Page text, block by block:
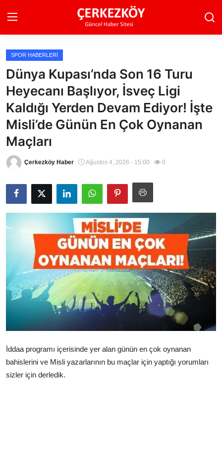
Ana Sayfa
Son Dakika
Ekonomi Haberleri
Magazin Haberleri
Spor Haberleri
Teknoloji Haberleri
Çerkezköy
SPOR HABERLERI
Dünya Kupası’nda Son 16 Turu
Heyecanı Başlıyor, İsveç Ligi
Kaldığı Yerden Devam Ediyor! İşte
Misli’de Günün En Çok Oynanan
Maçları
Çerkezköy Haber Ağustos 4, 2026 - 15:00 0
İddaa programı içerisinde yer alan günün en çok oynanan
bahislerini ve Misli yazarlarının bu maçlar için yaptığı yorumları
sizler için derledik.